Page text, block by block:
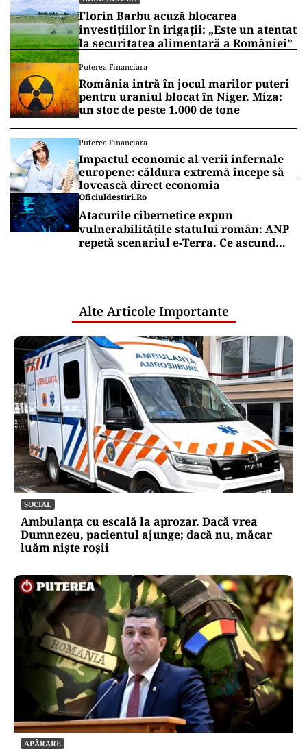
Florin Barbu acuză blocarea
investițiilor în irigații: „Este un atentat
la securitatea alimentară a României”
Puterea Financiara
România intră în jocul marilor puteri
pentru uraniul blocat în Niger. Miza:
un stoc de peste 1.000 de tone
Puterea Financiara
Impactul economic al verii infernale
europene: căldura extremă începe să
lovească direct economia
Oficiuldestiri.ro
Atacurile cibernetice expun
vulnerabilitățile statului român: ANP
repetă scenariul e‑Terra. Ce ascund
Alte Articole Importante
SOCIAL
Ambulanța cu escală la aprozar. Dacă vrea
Dumnezeu, pacientul ajunge; dacă nu, măcar
luăm niște roșii
APĂRARE